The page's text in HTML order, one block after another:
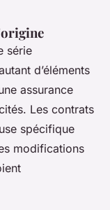
série
d’éléments
assurance
Les contrats
spécifique
modifications